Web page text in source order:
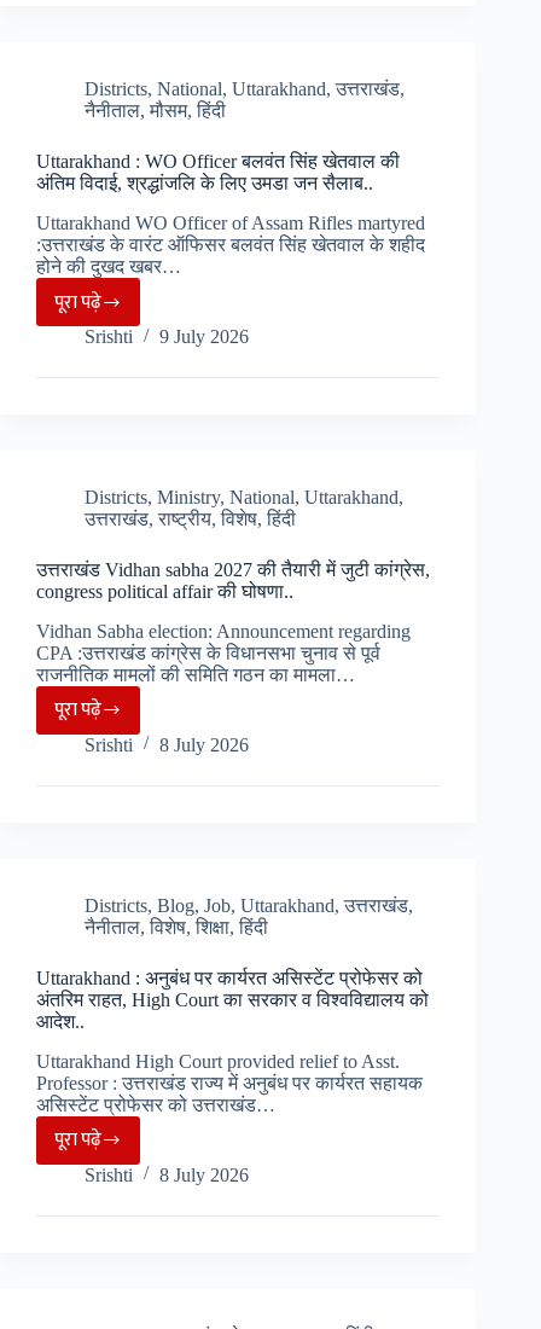
जारी,
बारिश
के
चलते
हरिद्वार
हाईवे
पर
धंसी
पुलिया…
Districts, National, Uttarakhand,उत्तराखंड,
नैनीताल,मौसम,हिंदी
Uttarakhand : WO Officer बलवंत सिंह खेतवाल की
अंतिम विदाई, श्रद्धांजलि के लिए उमडा जन सैलाब..
Uttarakhand WO Officer of Assam Rifles martyred
:उत्तराखंड के वारंट ऑफिसर बलवंत सिंह खेतवाल के शहीद
होने की दुखद खबर…
पूरा पढ़ेUttarakhand
:
WO
खेतवाल
की
अंतिम
विदाई,
श्रद्धांजलि
के
लिए
उमडा
जन
Srishti 9 July 2026
Districts, Ministry, National, Uttarakhand,
उत्तराखंड,राष्ट्रीय,विशेष,हिंदी
उत्तराखंड Vidhan sabha 2027 की तैयारी में जुटी कांग्रेस,
congress political affair की घोषणा..
Vidhan Sabha election: Announcement regarding
CPA :उत्तराखंड कांग्रेस के विधानसभा चुनाव से पूर्व
राजनीतिक मामलों की समिति गठन का मामला…
पूरा पढ़ेउत्तराखंड
Vidhan
sabha
में
जुटी
कांग्रेस,
congress
affair
की
घोषणा..
Srishti 8 July 2026
Districts, Blog, Job, Uttarakhand,उत्तराखंड,
नैनीताल,विशेष,शिक्षा,हिंदी
Uttarakhand : अनुबंध पर कार्यरत असिस्टेंट प्रोफेसर को
अंतरिम राहत, High Court का सरकार व विश्वविद्यालय को
आदेश..
Uttarakhand High Court provided relief to Asst.
Professor : उत्तराखंड राज्य में अनुबंध पर कार्यरत सहायक
असिस्टेंट प्रोफेसर को उत्तराखंड…
पूरा पढ़ेUttarakhand
:
अनुबंध
Srishti 8 July 2026